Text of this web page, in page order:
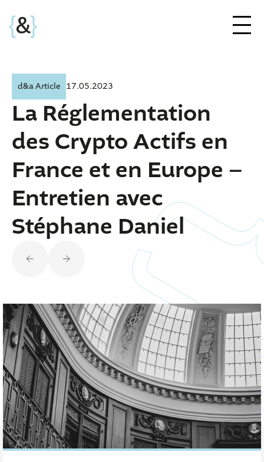
d&a Article 17.05.2023
La Réglementation
des Crypto Actifs en
France et en Europe –
Entretien avec
Stéphane Daniel